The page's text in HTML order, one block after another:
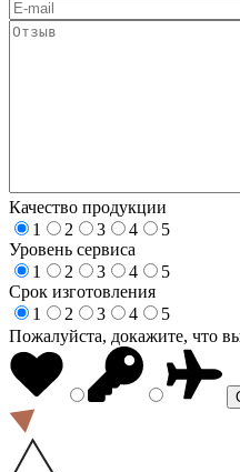
Качество продукции
1
2 3 4
5
Уровень сервиса
1
2 3 4
5
Срок изготовления
1
2 3 4
5
Пожалуйста, докажите, что